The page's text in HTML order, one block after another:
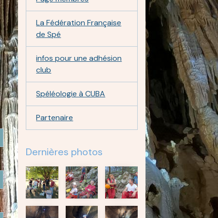
La Fédération Française
de Spé
infos pour une adhésion
club
Spéléologie à CUBA
Partenaire
Dernières photos